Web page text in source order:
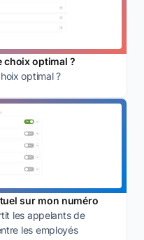
choix optimal ?
optimal ?
sur mon numéro
les appelants de
les employés